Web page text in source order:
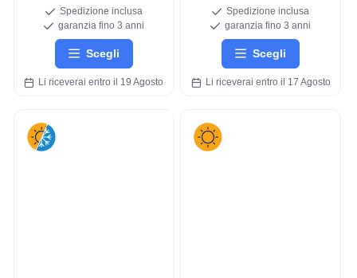
Spedizione inclusa
garanzia fino 3 anni
Scegli
Li riceverai entro il 19 Agosto
Spedizione inclusa
garanzia fino 3 anni
Scegli
Li riceverai entro il 17 Agosto